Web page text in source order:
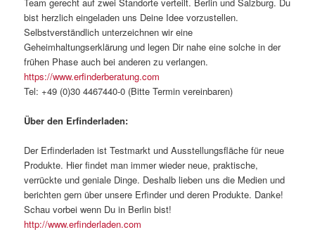
bist herzlich eingeladen uns Deine Idee vorzustellen.
Selbstverständlich unterzeichnen wir eine
Geheimhaltungserklärung und legen Dir nahe eine solche in der
frühen Phase auch bei anderen zu verlangen.
https://www.erfinderberatung.com
Tel: +49 (0)30 4467440-0 (Bitte Termin vereinbaren)
Über den Erfinderladen:
Der Erfinderladen ist Testmarkt und Ausstellungsfläche für neue
Produkte. Hier findet man immer wieder neue, praktische,
verrückte und geniale Dinge. Deshalb lieben uns die Medien und
berichten gern über unsere Erfinder und deren Produkte. Danke!
Schau vorbei wenn Du in Berlin bist!
http://www.erfinderladen.com